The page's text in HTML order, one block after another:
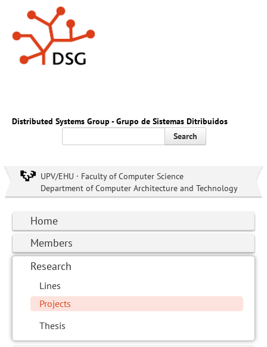
Distributed Systems Group - Grupo de Sistemas Ditribuidos
Search
UPV/EHU · Faculty of Computer Science
Department of Computer Architecture and Technology
Home
Members
Research
Lines
Projects
Thesis